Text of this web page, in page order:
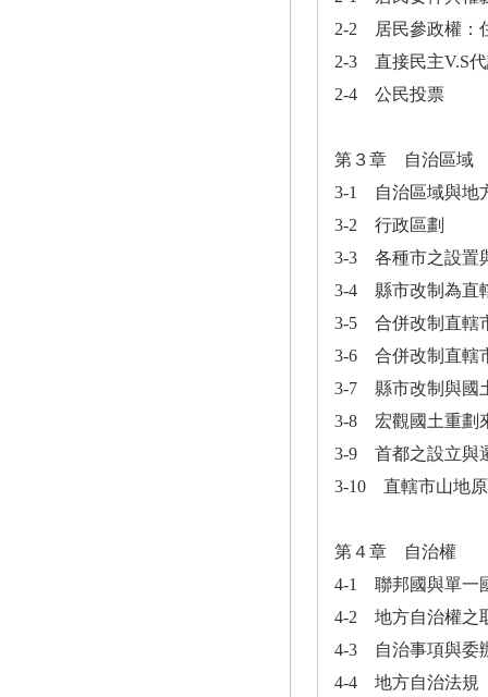
2-2 居民參政權：
2-3 直接民主V.S
2-4 公民投票
第３章 自治區域
3-1 自治區域與地
3-2 行政區劃
3-3 各種市之設置
3-4 縣市改制為直
3-5 合併改制直轄
3-6 合併改制直轄
3-7 縣市改制與國
3-8 宏觀國土重劃
3-9 首都之設立與
3-10 直轄市山地
第４章 自治權
4-1 聯邦國與單一
4-2 地方自治權之
4-3 自治事項與委
4-4 地方自治法規